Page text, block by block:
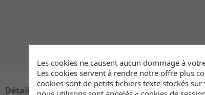
Détails du produit Inventaire
Les cookies ne causent aucun dommage à
Les cookies servent à rendre notre offre plus
cookies sont de petits fichiers texte stockés